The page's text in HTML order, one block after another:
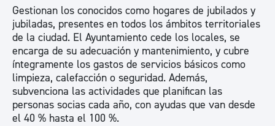
Gestionan los conocidos como hogares de jubilados y
jubiladas, presentes en todos los ámbitos territoriales
de la ciudad. El Ayuntamiento cede los locales, se
encarga de su adecuación y mantenimiento, y cubre
íntegramente los gastos de servicios básicos como
limpieza, calefacción o seguridad. Además,
subvenciona las actividades que planifican las
personas socias cada año, con ayudas que van desde
el 40 % hasta el 100 %.